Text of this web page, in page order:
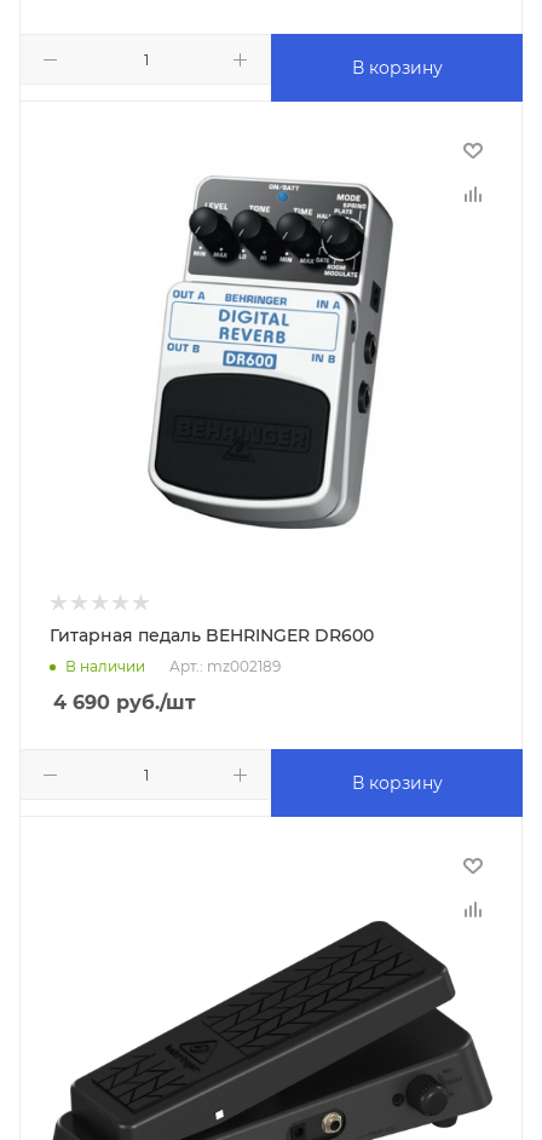
В корзину
Гитарная педаль BEHRINGER DR600
В наличии Арт.: mz002189
4 690 руб./шт
В корзину